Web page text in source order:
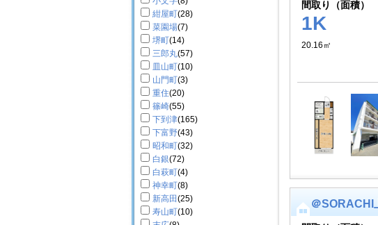
紺屋町(28)
菜園場(7)
堺町(14)
三郎丸(57)
皿山町(10)
山門町(3)
重住(20)
篠崎(55)
下到津(165)
下富野(43)
昭和町(32)
白銀(72)
白萩町(4)
神幸町(8)
新高田(25)
寿山町(10)
間取り（面積）
1K
20.16㎡
＠SORACHI